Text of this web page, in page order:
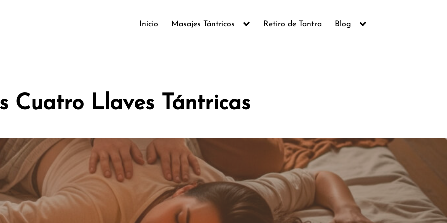
Inicio Masajes Tántricos Retiro de Tantra Blog
Cuatro Llaves Tántricas